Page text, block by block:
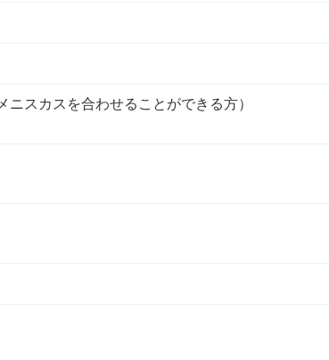
スカスを合わせることができる方）